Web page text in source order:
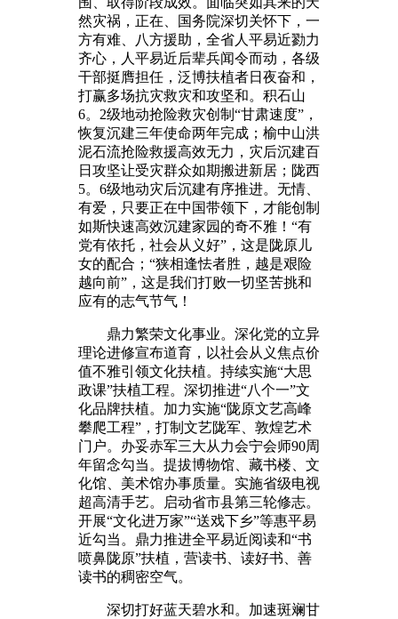
然灾祸，正在、国务院深切关怀下，一
方有难、八方援助，全省人平易近勠力
齐心，人平易近后辈兵闻令而动，各级
干部挺膺担任，泛博扶植者日夜奋和，
打赢多场抗灾救灾和攻坚和。积石山
6。2级地动抢险救灾创制“甘肃速度”，
恢复沉建三年使命两年完成；榆中山洪
泥石流抢险救援高效无力，灾后沉建百
日攻坚让受灾群众如期搬进新居；陇西
5。6级地动灾后沉建有序推进。无情、
有爱，只要正在中国带领下，才能创制
如斯快速高效沉建家园的奇不雅！“有
党有依托，社会从义好”，这是陇原儿
女的配合；“狭相逢怯者胜，越是艰险
越向前”，这是我们打败一切坚苦挑和
应有的志气节气！
鼎力繁荣文化事业。深化党的立异
理论进修宣布道育，以社会从义焦点价
值不雅引领文化扶植。持续实施“大思
政课”扶植工程。深切推进“八个一”文
化品牌扶植。加力实施“陇原文艺高峰
攀爬工程”，打制文艺陇军、敦煌艺术
门户。办妥赤军三大从力会宁会师90周
年留念勾当。提拔博物馆、藏书楼、文
化馆、美术馆办事质量。实施省级电视
超高清手艺。启动省市县第三轮修志。
开展“文化进万家”“送戏下乡”等惠平易
近勾当。鼎力推进全平易近阅读和“书
喷鼻陇原”扶植，营读书、读好书、善
读书的稠密空气。
深切打好蓝天碧水和。加速斑斓甘